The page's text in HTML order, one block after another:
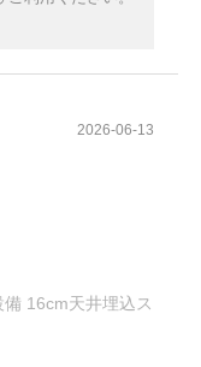
2026-06-13
16cm天井埋込ス